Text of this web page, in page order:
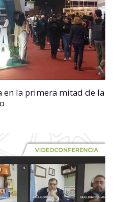
en la primera mitad de la